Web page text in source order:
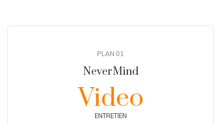
PLAN 01
NeverMind
Video
ENTRETIEN